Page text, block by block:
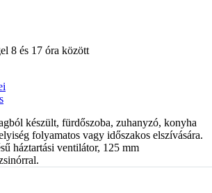
8 és 17 óra között
készült, fürdőszoba, zuhanyzó, konyha
folyamatos vagy időszakos elszívására.
háztartási ventilátor, 125 mm